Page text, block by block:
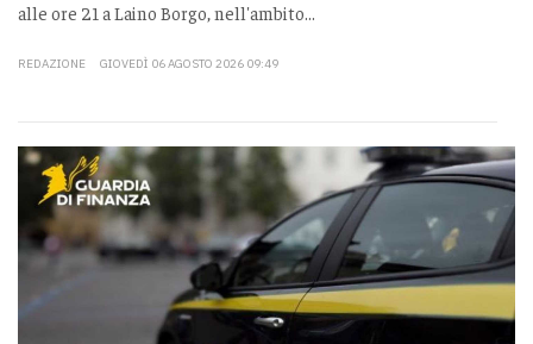
alle ore 21 a Laino Borgo, nell'ambito...
REDAZIONE GIOVEDÌ 06 AGOSTO 2026 09:49